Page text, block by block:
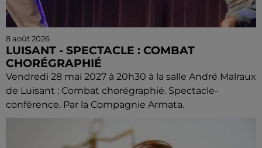
8 août 2026
LUISANT - SPECTACLE : COMBAT
CHORÉGRAPHIÉ
Vendredi 28 mai 2027 à 20h30 à la salle André Malraux
de Luisant : Combat chorégraphié. Spectacle-
conférence. Par la Compagnie Armata.